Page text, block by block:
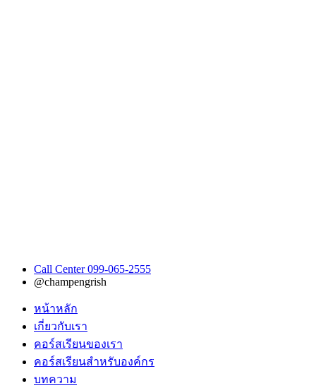
Call Center 099-065-2555
@champengrish
หน้าหลัก
เกี่ยวกับเรา
คอร์สเรียนของเรา
คอร์สเรียนสำหรับองค์กร
บทความ